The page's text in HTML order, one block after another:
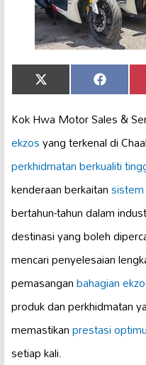
Share
on
X
(Twitter)
Share
on
Kok Hwa Motor Sales &
ekzosyang terkenal di
perkhidmatan berkualiti
kenderaan berkaitan
bertahun-tahun dalam
destinasi yang boleh
mencari penyelesaian
pemasanganbahagian
produk dan perkhidmatan
memastikanprestasi
setiap kali.